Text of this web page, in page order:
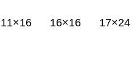
16×16 17×24